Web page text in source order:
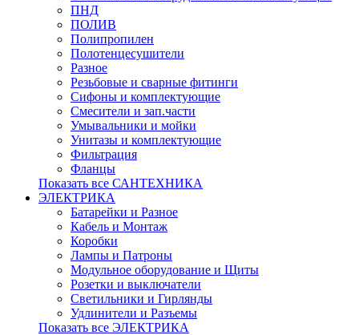
ПНД
ПОЛИВ
Полипропилен
Полотенцесушители
Разное
Резьбовые и сварные фитинги
Сифоны и комплектующие
Смесители и зап.части
Умывальники и мойки
Унитазы и комплектующие
Фильтрация
Фланцы
Показать все САНТЕХНИКА
ЭЛЕКТРИКА
Батарейки и Разное
Кабель и Монтаж
Коробки
Лампы и Патроны
Модульное оборудование и Щиты
Розетки и выключатели
Светильники и Гирлянды
Удлинители и Разъемы
Показать все ЭЛЕКТРИКА